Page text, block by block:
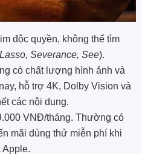
độc quyền, không thể tìm
Severance, See).
có chất lượng hình ảnh và
hỗ trợ 4K, Dolby Vision và
các nội dung.
VNĐ/tháng. Thường có
mãi dùng thử miễn phí khi
Apple.